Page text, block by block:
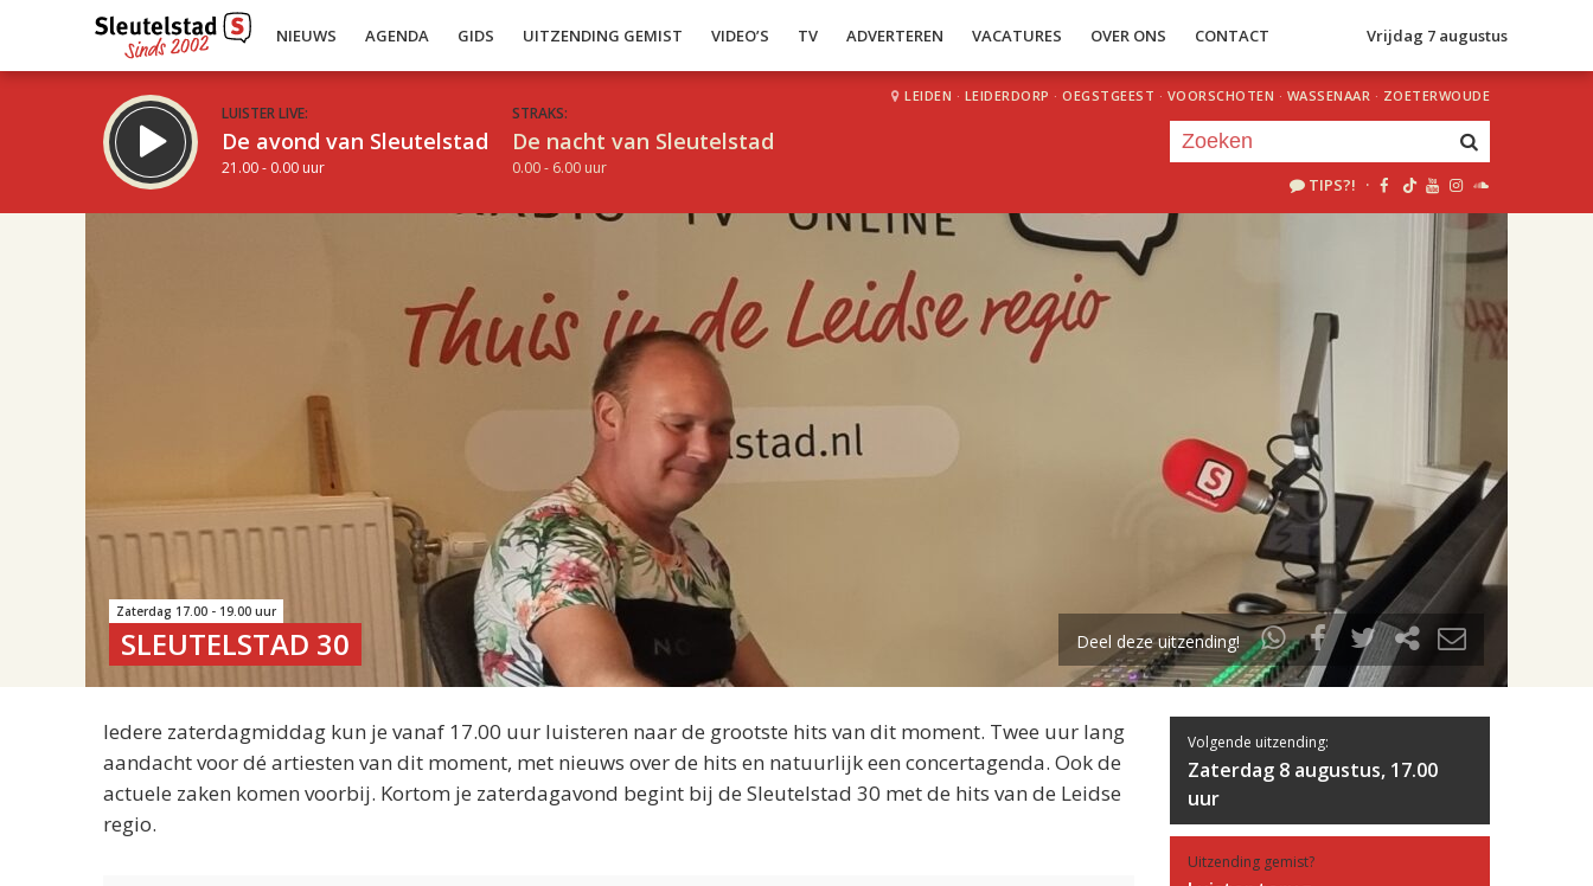
NIEUWS AGENDA GIDS UITZENDING GEMIST VIDEO’S TV ADVERTEREN VACATURES OVER ONS CONTACT Vrijdag 7 augustus
LUISTER LIVE:
De avond van Sleutelstad
21.00 - 0.00 uur
STRAKS:
De nacht van Sleutelstad
0.00 - 6.00 uur
LEIDEN · LEIDERDORP · OEGSTGEEST · VOORSCHOTEN · WASSENAAR · ZOETERWOUDE
TIPS?! ·
uur 1 van 2
Volgend uur
Zaterdag 17.00 - 19.00 uur
SLEUTELSTAD 30 Deel deze uitzending!
Iedere zaterdagmiddag kun je vanaf 17.00 uur luisteren naar de grootste hits van dit moment. Twee uur lang
aandacht voor dé artiesten van dit moment, met nieuws over de hits en natuurlijk een concertagenda. Ook de
actuele zaken komen voorbij. Kortom je zaterdagavond begint bij de Sleutelstad 30 met de hits van de Leidse
regio.
Volgende uitzending:
Zaterdag 8 augustus, 17.00
uur
Uitzending gemist?